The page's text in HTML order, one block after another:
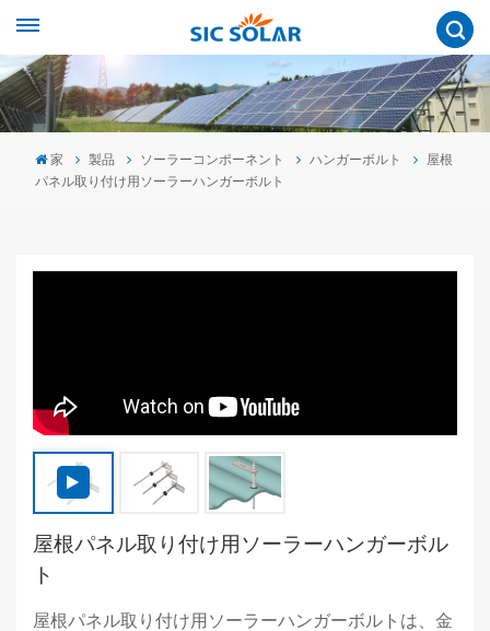
家 製品 ソーラーコンポーネント ハンガーボルト
屋根
パネル取り付け用ソーラーハンガーボルト
屋根パネル取り付け用ソーラーハンガーボル
ト
屋根パネル取り付け用ソーラーハンガーボルトは、金